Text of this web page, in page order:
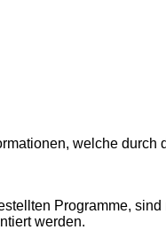
welche
Programme,
werden.